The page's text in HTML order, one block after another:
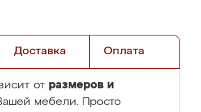
Доставка Оплата
от размеров и
мебели. Просто